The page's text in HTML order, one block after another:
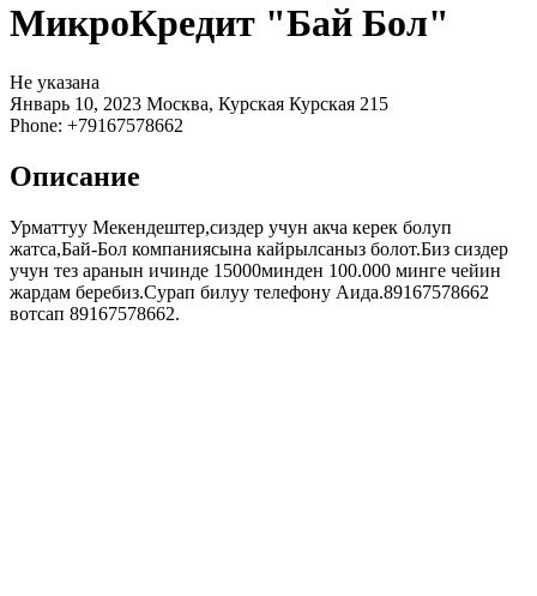
МикроКредит "Бай Бол"
Не указана
Январь 10, 2023 Москва, Курская Курская 215
Phone: +79167578662
Описание
Урматтуу Мекендештер,сиздер учун акча керек болуп
жатса,Бай-Бол компаниясына кайрылсаныз болот.Биз сиздер
учун тез аранын ичинде 15000минден 100.000 минге чейин
жардам беребиз.Сурап билуу телефону Аида.89167578662
вотсап 89167578662.